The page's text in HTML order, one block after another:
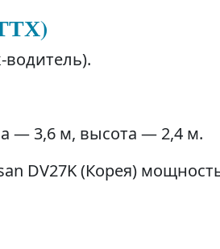
— 3,6 м, высота — 2,4 м.
DV27K (Корея)